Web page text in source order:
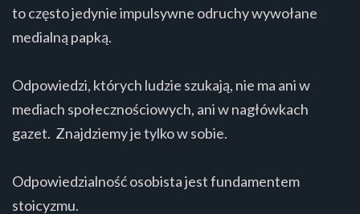
to często jedynie impulsywne odruchy wywołane
medialną papką.
Odpowiedzi, których ludzie szukają, nie ma ani w
mediach społecznościowych, ani w nagłówkach
gazet. Znajdziemy je tylko w sobie.
Odpowiedzialność osobista jest fundamentem
stoicyzmu.